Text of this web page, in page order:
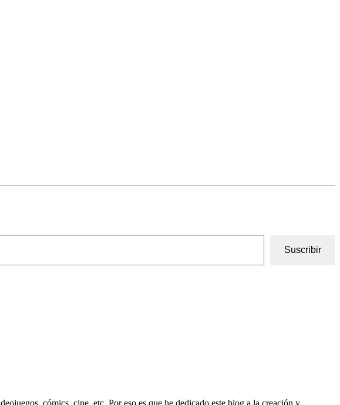
Suscribir
cómics, cine, etc. Por eso es que he dedicado este blog a la creación y